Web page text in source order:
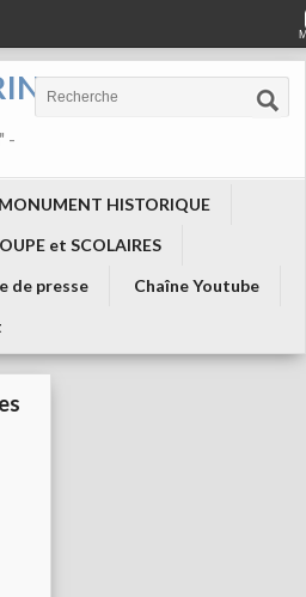
-
MONUMENT HISTORIQUE
et SCOLAIRES
de presse
Chaîne Youtube